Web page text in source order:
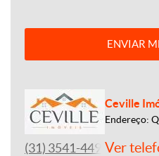
ENVIAR
Ceville
Endereço:
(31) 3541-4492Ver